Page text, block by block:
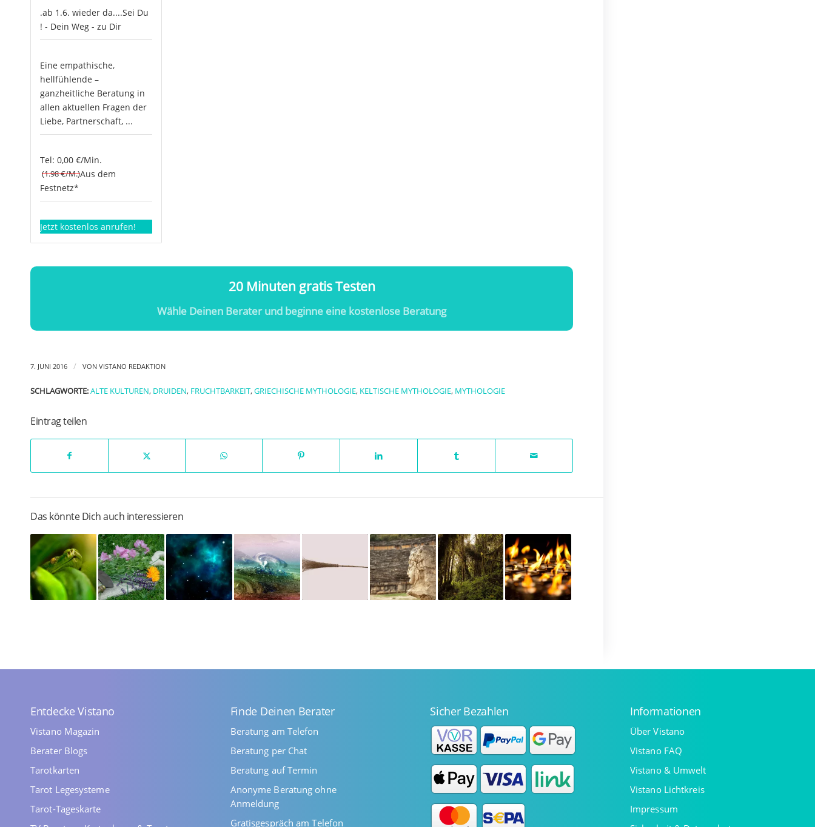
.ab 1.6. wieder da....Sei Du
! - Dein Weg - zu Dir
Eine empathische,
hellfühlende –
ganzheitliche Beratung in
allen aktuellen Fragen der
Liebe, Partnerschaft, ...
Tel: 0,00 €/Min.
(1.98 €/M.)Aus dem
Festnetz*
Jetzt kostenlos anrufen!
20 Minuten gratis Testen
Wähle Deinen Berater und beginne eine kostenlose Beratung
7. JUNI 2016 / VON VISTANO REDAKTION
SCHLAGWORTE:ALTE KULTUREN, DRUIDEN, FRUCHTBARKEIT,GRIECHISCHE MYTHOLOGIE, KELTISCHE MYTHOLOGIE, MYTHOLOGIE
Eintrag teilen
Das könnte Dich auch interessieren
Entdecke Vistano
Vistano Magazin
Berater Blogs
Tarotkarten
Tarot Legesysteme
Tarot-Tageskarte
Finde Deinen Berater
Beratung am Telefon
Beratung per Chat
Beratung auf Termin
Anonyme Beratung ohne
Anmeldung
Gratisgespräch am Telefon
Sicher Bezahlen Informationen
Über Vistano
Vistano FAQ
Vistano & Umwelt
Vistano Lichtkreis
Impressum